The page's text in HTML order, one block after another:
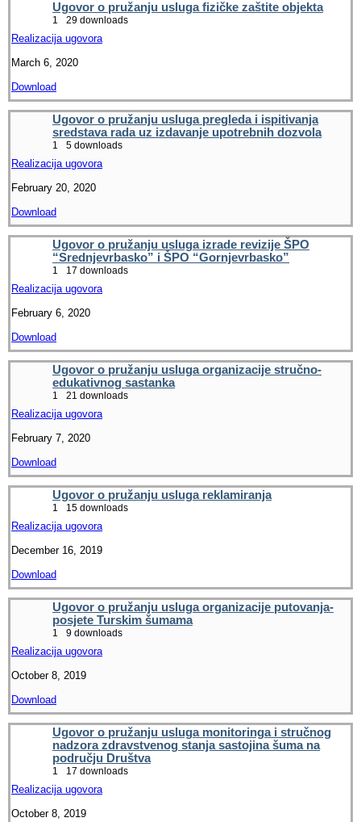
Ugovor o pružanju usluga fizičke zaštite objekta
1 29 downloads
Realizacija ugovora
March 6, 2020
Download
Ugovor o pružanju usluga pregleda i ispitivanja
sredstava rada uz izdavanje upotrebnih dozvola
1 5 downloads
Realizacija ugovora
February 20, 2020
Download
Ugovor o pružanju usluga izrade revizije ŠPO
“Srednjevrbasko” i ŠPO “Gornjevrbasko”
1 17 downloads
Realizacija ugovora
February 6, 2020
Download
Ugovor o pružanju usluga organizacije stručno-
edukativnog sastanka
1 21 downloads
Realizacija ugovora
February 7, 2020
Download
Ugovor o pružanju usluga reklamiranja
1 15 downloads
Realizacija ugovora
December 16, 2019
Download
Ugovor o pružanju usluga organizacije putovanja-
posjete Turskim šumama
1 9 downloads
Realizacija ugovora
October 8, 2019
Download
Ugovor o pružanju usluga monitoringa i stručnog
nadzora zdravstvenog stanja sastojina šuma na
području Društva
1 17 downloads
Realizacija ugovora
October 8, 2019